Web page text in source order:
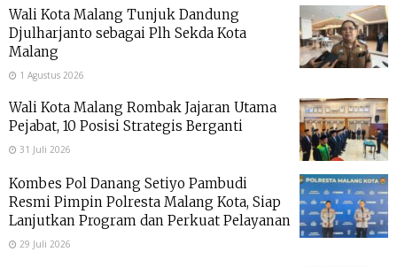
Wali Kota Malang Tunjuk Dandung
Djulharjanto sebagai Plh Sekda Kota
Malang
1 Agustus 2026
Wali Kota Malang Rombak Jajaran Utama
Pejabat, 10 Posisi Strategis Berganti
31 Juli 2026
Kombes Pol Danang Setiyo Pambudi
Resmi Pimpin Polresta Malang Kota, Siap
Lanjutkan Program dan Perkuat Pelayanan
29 Juli 2026